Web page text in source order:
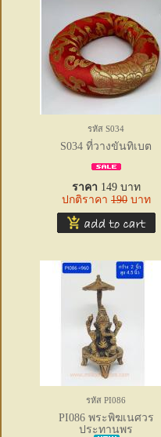
รหัส S034
S034 ที่วางขันทิเบต
ราคา 149 บาท
ปกติราคา 190 บาท
รหัส PI086
PI086 พระพิฆเนศวร
ประทานพร